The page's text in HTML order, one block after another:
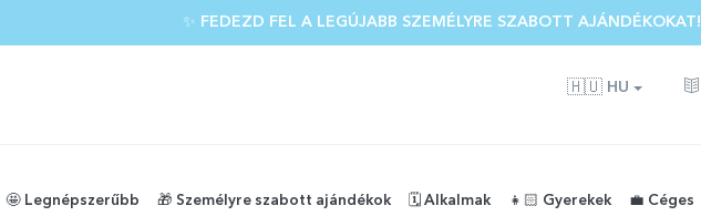
✨ FEDEZD FEL A LEGÚJABB SZEMÉLYRE SZABOTT AJÁNDÉKOKAT!
🇭🇺 HU
🤩 Legnépszerűbb 🎁 Személyre szabott ajándékok 🗓️ Alkalmak 👧🏻 Gyerekek 💼 Céges